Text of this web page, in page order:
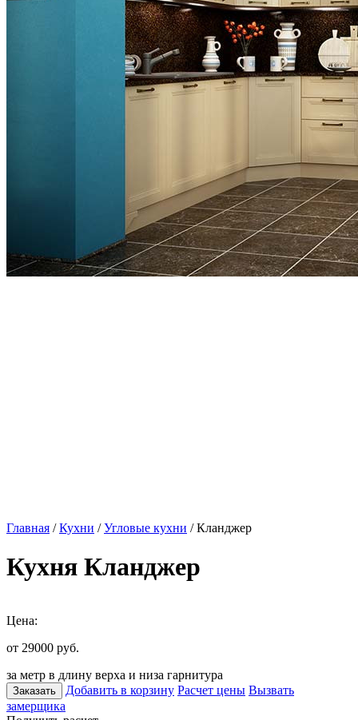
Главная /Кухни /Угловые кухни / Кланджер
Кухня Кланджер
Цена:
от 29000 руб.
за метр в длину верха и низа гарнитура
Заказать Добавить в корзину Расчет цены Вызвать
замерщика